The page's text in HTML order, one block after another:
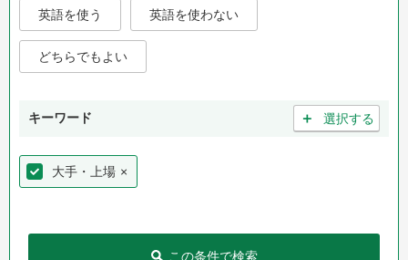
英語を使う 英語を使わない
どちらでもよい
キーワード ＋ 選択する
大手・上場 ×
この条件で検索